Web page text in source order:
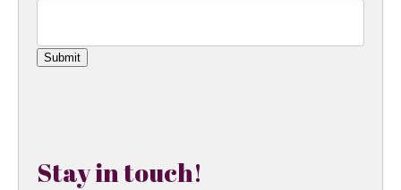
Submit
Stay in touch!